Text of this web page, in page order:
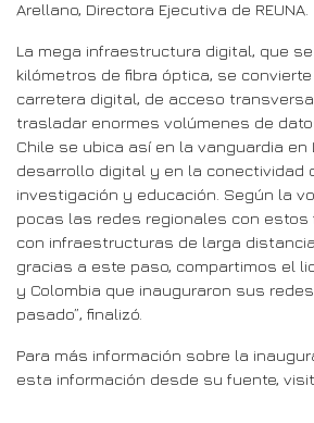
Arellano, Directora Ejecutiva de REUNA.
La mega infraestructura digital, que
kilómetros de fibra óptica, se
carretera digital, de acceso
trasladar enormes volúmenes de
Chile se ubica así en la vanguardia en
desarrollo digital y en la conectividad
investigación y educación. Según la
pocas las redes regionales con estos
con infraestructuras de larga
gracias a este paso, compartimos el
y Colombia que inauguraron sus
pasado”, finalizó.
Para más información sobre la
esta información desde su fuente,